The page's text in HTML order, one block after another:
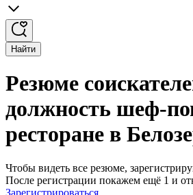
Найти
Резюме
должность шеф-
ресторане в
Чтобы видеть все резюме,
После регистрации покажем ещё 1 и
Зарегистрироваться